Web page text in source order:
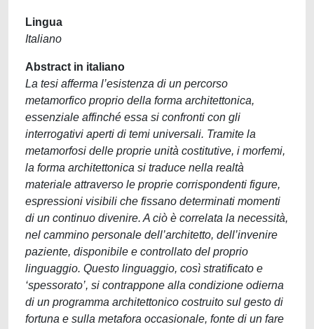
Lingua
Italiano
Abstract in italiano
La tesi afferma l’esistenza di un percorso
metamorfico proprio della forma architettonica,
essenziale affinché essa si confronti con gli
interrogativi aperti di temi universali. Tramite la
metamorfosi delle proprie unità costitutive, i morfemi,
la forma architettonica si traduce nella realtà
materiale attraverso le proprie corrispondenti figure,
espressioni visibili che fissano determinati momenti
di un continuo divenire. A ciò è correlata la necessità,
nel cammino personale dell’architetto, dell’invenire
paziente, disponibile e controllato del proprio
linguaggio. Questo linguaggio, così stratificato e
‘spessorato’, si contrappone alla condizione odierna
di un programma architettonico costruito sul gesto di
fortuna e sulla metafora occasionale, fonte di un fare